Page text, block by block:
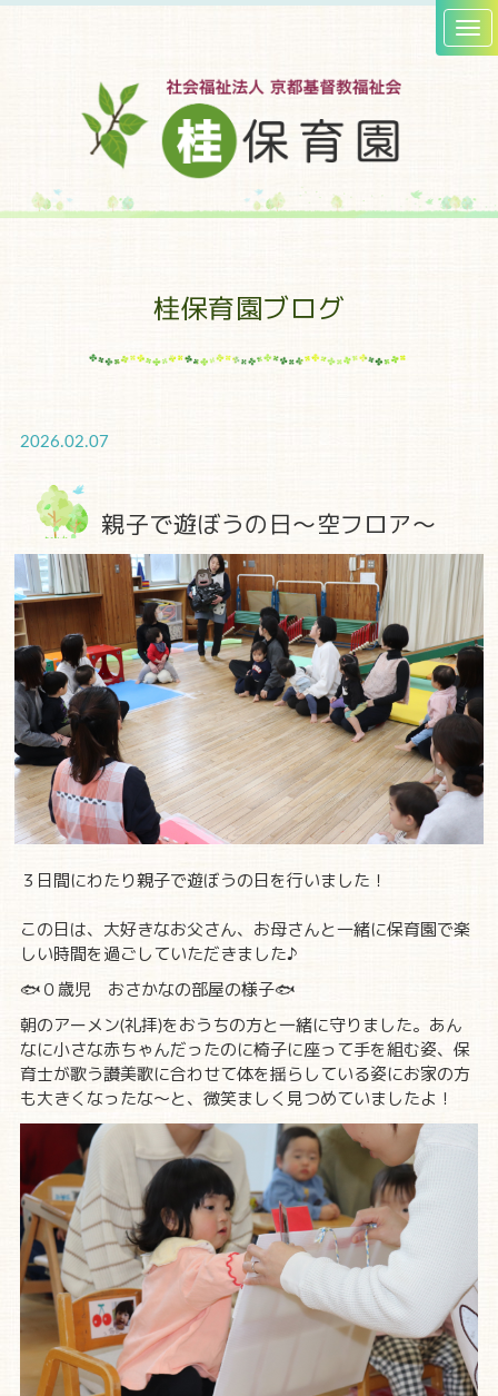
桂保育園ブログ
2026.02.07
親子で遊ぼうの日～空フロア～
３日間にわたり親子で遊ぼうの日を行いました！
この日は、大好きなお父さん、お母さんと一緒に保育園で楽
しい時間を過ごしていただきました♪
🐟０歳児 おさかなの部屋の様子🐟
朝のアーメン(礼拝)をおうちの方と一緒に守りました。あん
なに小さな赤ちゃんだったのに椅子に座って手を組む姿、保
育士が歌う讃美歌に合わせて体を揺らしている姿にお家の方
も大きくなったな～と、微笑ましく見つめていましたよ！